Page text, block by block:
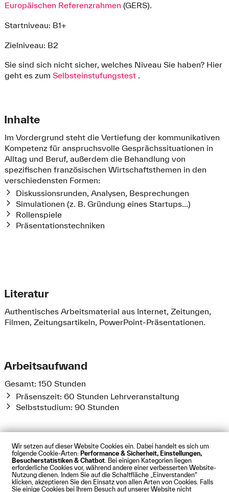
Wir setzen auf dieser Website Cookies ein. Dabei handelt es sich um
folgende Cookie-Arten: Performance & Sicherheit, Einstellungen,
Besucherstatistiken & Chatbot . Bei einigen Kategorien liegen
erforderliche Cookies vor, während andere einer verbesserten Website-
Nutzung dienen. Indem Sie auf die Schaltfläche „Einverstanden“
klicken, akzeptieren Sie den Einsatz von allen Arten von Cookies. Falls
Sie einige Cookies bei Ihrem Besuch auf unserer Website nicht
Europäischen Referenzrahmen (GERS).
Startniveau: B1+
Zielniveau: B2
Sie sind sich nicht sicher, welches Niveau Sie haben? Hier
geht es zum Selbsteinstufungstest.
Inhalte
Im Vordergrund steht die Vertiefung der kommunikativen
Kompetenz für anspruchsvolle Gesprächssituationen in
Alltag und Beruf, außerdem die Behandlung von
spezifischen französischen Wirtschaftsthemen in den
verschiedensten Formen:
Diskussionsrunden, Analysen, Besprechungen
Simulationen (z. B. Gründung eines Startups...)
Rollenspiele
Präsentationstechniken
Literatur
Authentisches Arbeitsmaterial aus Internet, Zeitungen,
Filmen, Zeitungsartikeln, PowerPoint-Präsentationen.
Arbeitsaufwand
Gesamt: 150 Stunden
Präsenszeit: 60 Stunden Lehrveranstaltung
Selbststudium: 90 Stunden
Impressum Datenschutz Cookies
Barrierefreiheit
Kontakt Presse Anfahrt Intranet Webmail
© Technische Hochschule Augsburg